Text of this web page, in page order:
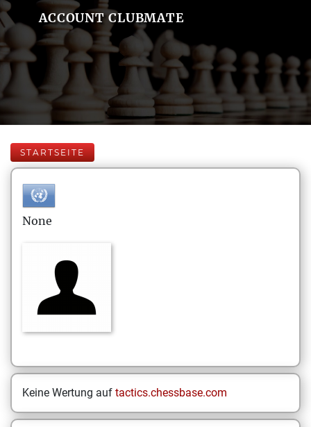
ACCOUNT CLUBMATE
STARTSEITE
None
Keine Wertung auf tactics.chessbase.com